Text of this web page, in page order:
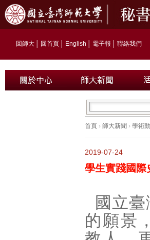
回師大 回首頁 English 電子報 聯絡我們
首頁 › 師大新聞 › 學術
2019-07-24
學生實踐國際
國立
的願景